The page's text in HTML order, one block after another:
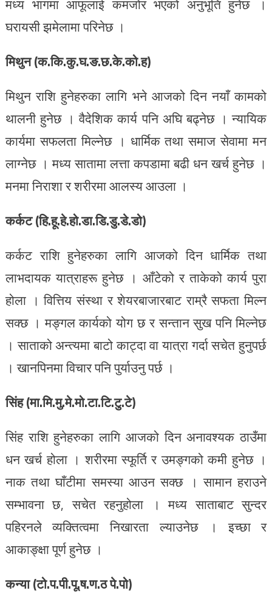
मध्य भागमा आफूलाई कमजोर भएको अनुभूति हुनेछ ।
घरायसी झमेलामा परिनेछ ।
मिथुन (क.कि.कु.घ.ङ.छ.के.को.ह)
मिथुन राशि हुनेहरुका लागि भने आजको दिन नयाँ कामको
थालनी हुनेछ । वैदेशिक कार्य पनि अघि बढ्नेछ । न्यायिक
कार्यमा सफलता मिल्नेछ । धार्मिक तथा समाज सेवामा मन
लाग्नेछ । मध्य सातामा लत्ता कपडामा बढी धन खर्च हुनेछ ।
मनमा निराशा र शरीरमा आलस्य आउला ।
कर्कट (हि.हू.हे.हो.डा.डि.डु.डे.डो)
कर्कट राशि हुनेहरुका लागि आजको दिन धार्मिक तथा
लाभदायक यात्राहरू हुनेछ । आँटेको र ताकेको कार्य पुरा
होला । वित्तिय संस्था र शेयरबाजारबाट राम्रै सफता मिल्न
सक्छ । मङ्गल कार्यको योग छ र सन्तान सुख पनि मिल्नेछ
। साताको अन्त्यमा बाटो काट्दा वा यात्रा गर्दा सचेत हुनुपर्छ
। खानपिनमा विचार पनि पुर्याउनु पर्छ ।
सिंह (मा.मि.मु.मे.मो.टा.टि.टु.टे)
सिंह राशि हुनेहरुका लागि आजको दिन अनावश्यक ठाउँमा
धन खर्च होला । शरीरमा स्फूर्ति र उमङ्गको कमी हुनेछ ।
नाक तथा घाँटीमा समस्या आउन सक्छ । सामान हराउने
सम्भावना छ, सचेत रहनुहोला । मध्य साताबाट सुन्दर
पहिरनले व्यक्तित्वमा निखारता ल्याउनेछ । इच्छा र
आकाङ्क्षा पूर्ण हुनेछ ।
कन्या (टो.प.पी.पू.ष.ण.ठ पे.पो)